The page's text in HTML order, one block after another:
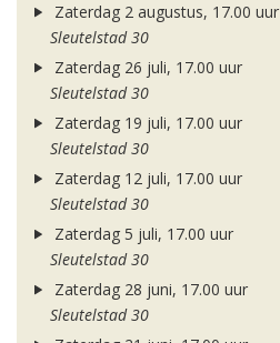
Zaterdag 2 augustus, 17.00 uur
Sleutelstad 30
Zaterdag 26 juli, 17.00 uur
Sleutelstad 30
Zaterdag 19 juli, 17.00 uur
Sleutelstad 30
Zaterdag 12 juli, 17.00 uur
Sleutelstad 30
Zaterdag 5 juli, 17.00 uur
Sleutelstad 30
Zaterdag 28 juni, 17.00 uur
Sleutelstad 30